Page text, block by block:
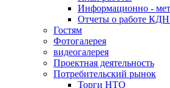
Информационно -
Отчеты о работе
Гостям
Фотогалерея
видеогалерея
Проектная деятельность
Потребительский рынок
Торги НТО